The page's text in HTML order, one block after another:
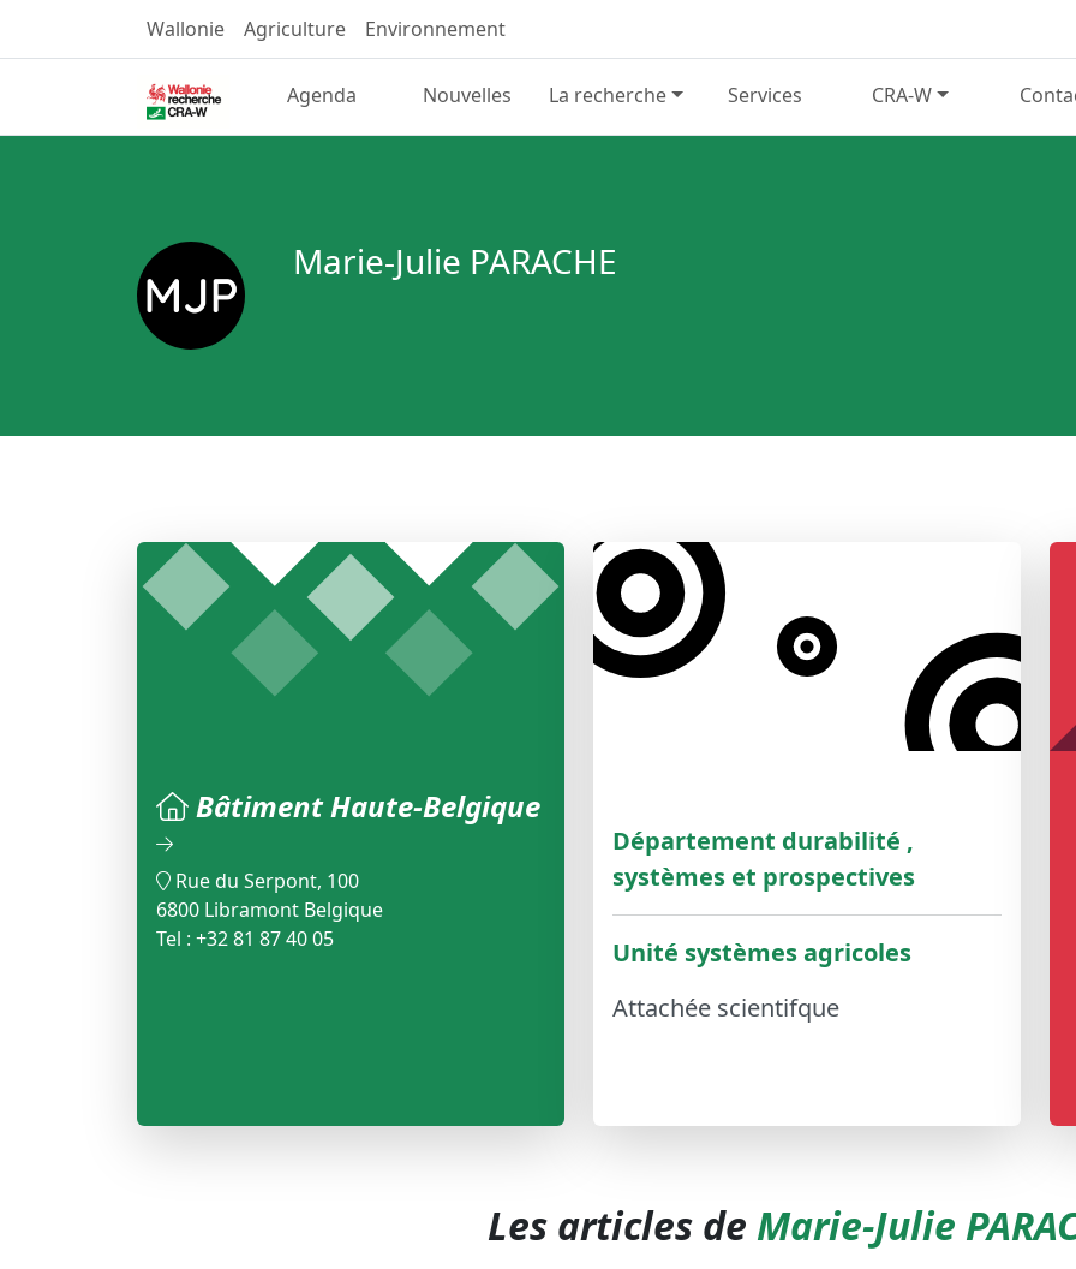
Wallonie Agriculture Environnement
Agenda Nouvelles La recherche Services CRA-W
Marie-Julie PARACHE
Bâtiment Haute-Belgique
Rue du Serpont, 100
6800 Libramont Belgique
Tel : +32 81 87 40 05
Département durabilité ,
systèmes et prospectives
Unité systèmes agricoles
Attachée scientifque
Les articles de Marie-Julie